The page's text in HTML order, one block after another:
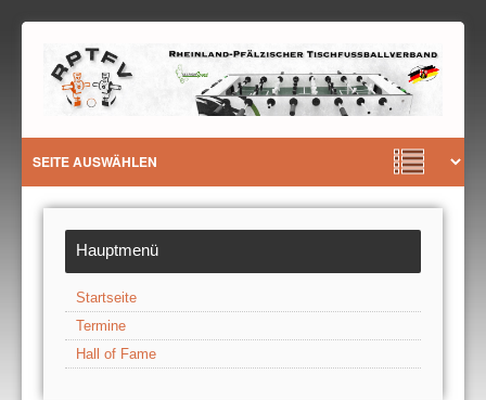
Hauptmenü
Startseite
Termine
Hall of Fame